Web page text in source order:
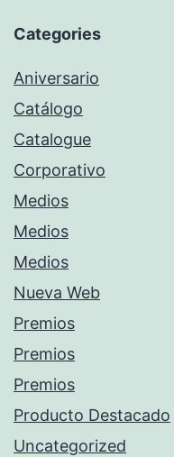
Categories
Aniversario
Catálogo
Catalogue
Corporativo
Medios
Medios
Medios
Nueva Web
Premios
Premios
Premios
Producto Destacado
Uncategorized